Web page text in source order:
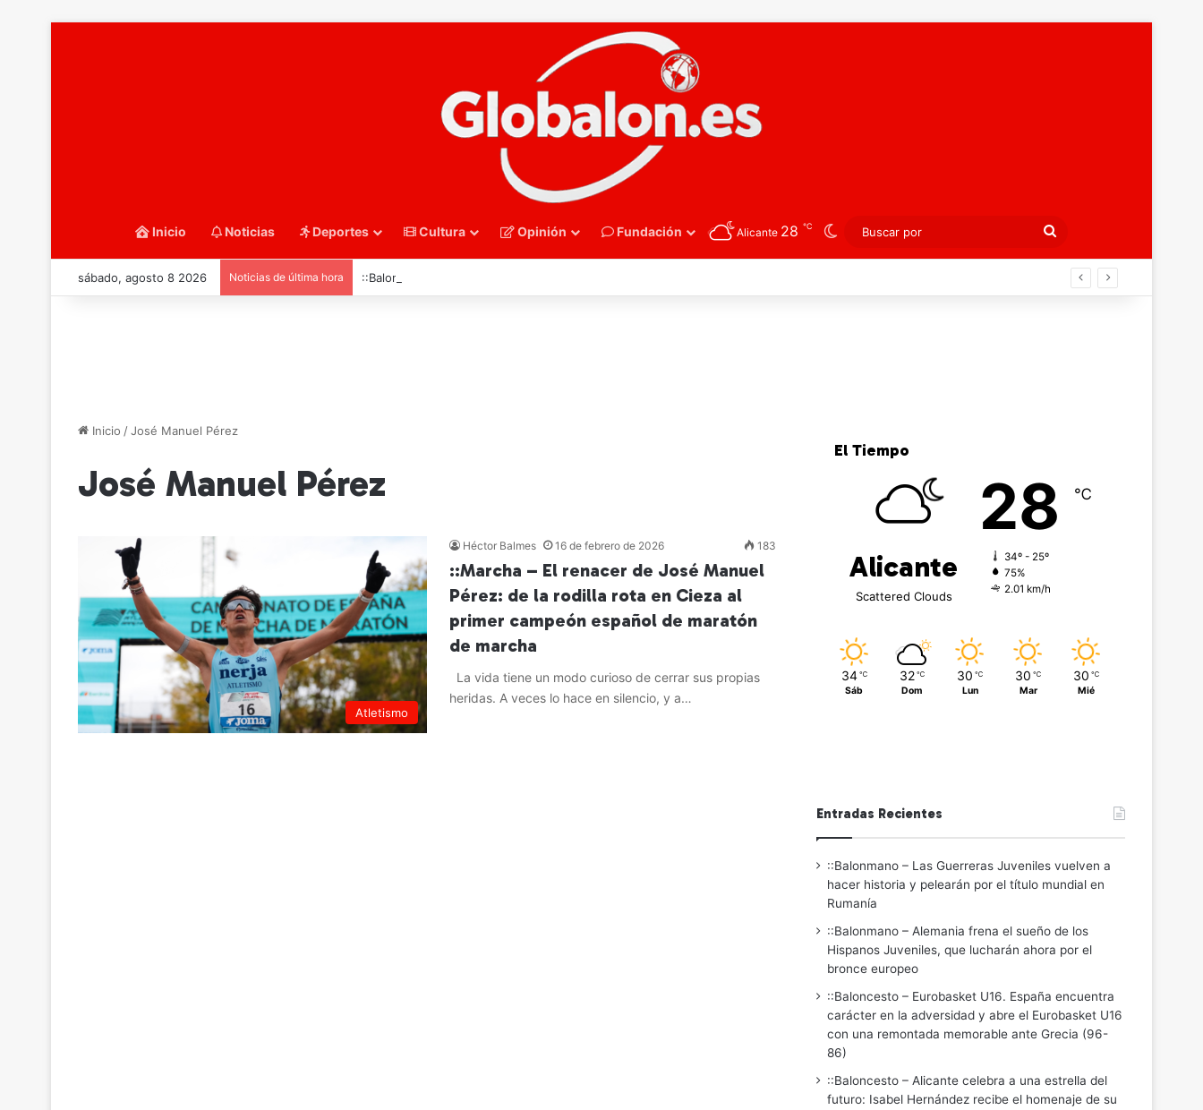
Inicio Noticias Deportes Cultura Opinión Fundación Alicante 28 ℃ Switch skin
Buscar
por
sábado, agosto 8 2026 Noticias de última hora ::Balonmano – Alemania frena el sueño de los Hispanos Juveniles, que lucharán ahora por el bronce europeo
Inicio /José Manuel Pérez
José Manuel Pérez
Atletismo
Héctor Balmes 16 de febrero de 2026 183
::Marcha – El renacer de José Manuel
Pérez: de la rodilla rota en Cieza al
primer campeón español de maratón
de marcha
La vida tiene un modo curioso de cerrar sus propias
heridas. A veces lo hace en silencio, y a…
El Tiempo
Alicante
Scattered Clouds
28 ℃
34º - 25º
75%
2.01 km/h
34 ℃
Sáb
32 ℃
Dom
30 ℃
Lun
30 ℃
Mar
30 ℃
Mié
Entradas Recientes
::Balonmano – Las Guerreras Juveniles vuelven a
hacer historia y pelearán por el título mundial en
Rumanía
::Balonmano – Alemania frena el sueño de los
Hispanos Juveniles, que lucharán ahora por el
bronce europeo
::Baloncesto – Eurobasket U16. España encuentra
carácter en la adversidad y abre el Eurobasket U16
con una remontada memorable ante Grecia (96-
86)
::Baloncesto – Alicante celebra a una estrella del
futuro: Isabel Hernández recibe el homenaje de su